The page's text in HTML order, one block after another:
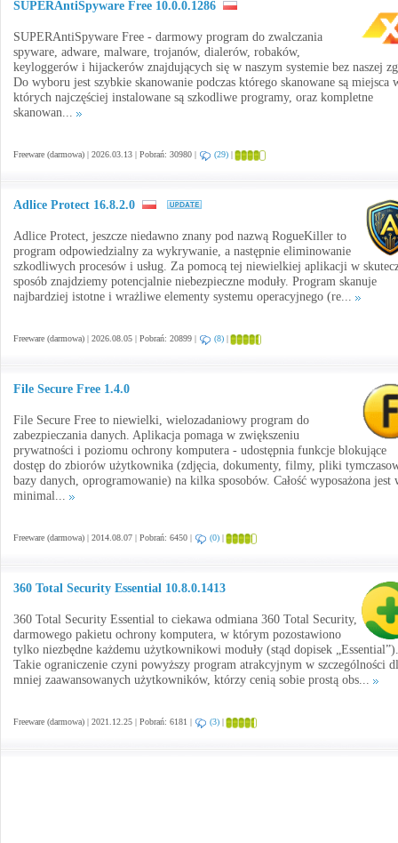
SUPERAntiSpyware Free 10.0.0.1286
SUPERAntiSpyware Free - darmowy program do zwalczania
spyware, adware, malware, trojanów, dialerów, robaków,
keyloggerów i hijackerów znajdujących się w naszym systemie bez naszej
Do wyboru jest szybkie skanowanie podczas którego skanowane są miejsca
których najczęściej instalowane są szkodliwe programy, oraz kompletne
skanowan...
Freeware (darmowa) | 2026.03.13 | Pobrań: 30980 | (29) |
Adlice Protect 16.8.2.0
Adlice Protect, jeszcze niedawno znany pod nazwą RogueKiller to
program odpowiedzialny za wykrywanie, a następnie eliminowanie
szkodliwych procesów i usług. Za pomocą tej niewielkiej aplikacji w
sposób znajdziemy potencjalnie niebezpieczne moduły. Program skanuje
najbardziej istotne i wrażliwe elementy systemu operacyjnego (re...
Freeware (darmowa) | 2026.08.05 | Pobrań: 20899 | (8) |
File Secure Free 1.4.0
File Secure Free to niewielki, wielozadaniowy program do
zabezpieczania danych. Aplikacja pomaga w zwiększeniu
prywatności i poziomu ochrony komputera - udostępnia funkcje blokujące
dostęp do zbiorów użytkownika (zdjęcia, dokumenty, filmy, pliki
bazy danych, oprogramowanie) na kilka sposobów. Całość wyposażona jest
minimal...
Freeware (darmowa) | 2014.08.07 | Pobrań: 6450 | (0) |
360 Total Security Essential 10.8.0.1413
360 Total Security Essential to ciekawa odmiana 360 Total Security,
darmowego pakietu ochrony komputera, w którym pozostawiono
tylko niezbędne każdemu użytkownikowi moduły (stąd dopisek „Essential”).
Takie ograniczenie czyni powyższy program atrakcyjnym w szczególności
mniej zaawansowanych użytkowników, którzy cenią sobie prostą obs...
Freeware (darmowa) | 2021.12.25 | Pobrań: 6181 | (3) |